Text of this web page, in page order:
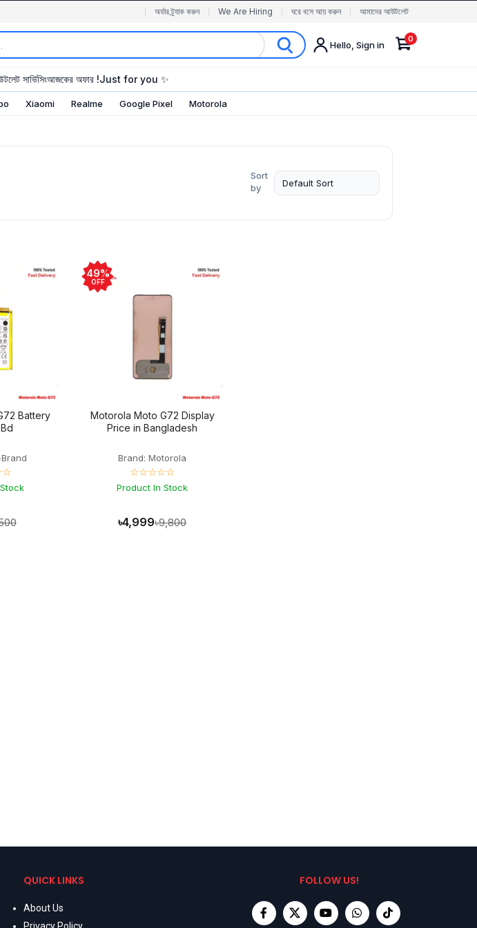
অর্ডার ট্র্যাক করুন We Are Hiring ঘরে বসে আয় করুন আমাদের আউটলেট
Hello, Sign in
0
সার্ভিসিংআজকের অফার !Just for you ✨
Xiaomi Realme Google Pixel Motorola
Sort
by
Battery
49%
OFF
Motorola Moto G72 Display
Price in Bangladesh
Brand: Motorola
☆☆☆☆☆
Product In Stock
৳4,999৳9,800
QUICK LINKS
About Us
FOLLOW US!